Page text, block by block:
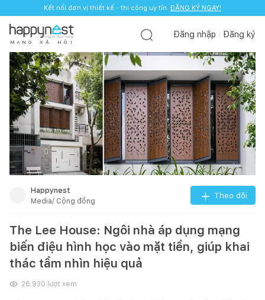
Kết nối đơn vị thiết kế - thi công uy tín. ĐĂNG KÝ NGAY!
M Ạ N G X Ã H Ộ I
Đăng nhập Đăng ký
Happynest
Media/ Cộng đồng
Theo dõi
The Lee House: Ngôi nhà áp dụng mạng
biến điệu hình học vào mặt tiền, giúp khai
thác tầm nhìn hiệu quả
26.930 lượt xem